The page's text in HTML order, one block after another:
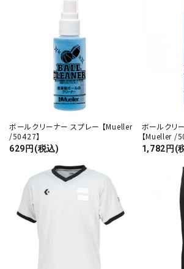
ボールクリーナー スプレー 【Mueller
/50427】
629円(税込)
ボールクリ
【Mueller /
1,782円(